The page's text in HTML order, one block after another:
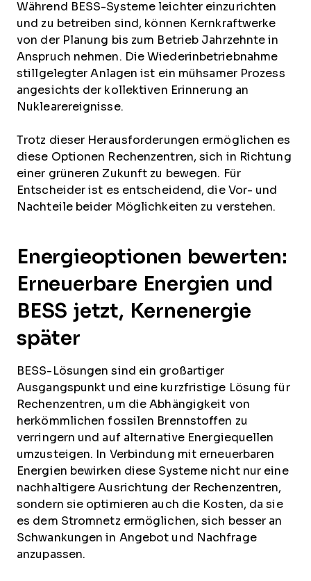
Während BESS-Systeme leichter einzurichten
und zu betreiben sind, können Kernkraftwerke
von der Planung bis zum Betrieb Jahrzehnte in
Anspruch nehmen. Die Wiederinbetriebnahme
stillgelegter Anlagen ist ein mühsamer Prozess
angesichts der kollektiven Erinnerung an
Nuklearereignisse.
Trotz dieser Herausforderungen ermöglichen es
diese Optionen Rechenzentren, sich in Richtung
einer grüneren Zukunft zu bewegen. Für
Entscheider ist es entscheidend, die Vor- und
Nachteile beider Möglichkeiten zu verstehen.
Energieoptionen bewerten:
Erneuerbare Energien und
BESS jetzt, Kernenergie
später
BESS-Lösungen sind ein großartiger
Ausgangspunkt und eine kurzfristige Lösung für
Rechenzentren, um die Abhängigkeit von
herkömmlichen fossilen Brennstoffen zu
verringern und auf alternative Energiequellen
umzusteigen. In Verbindung mit erneuerbaren
Energien bewirken diese Systeme nicht nur eine
nachhaltigere Ausrichtung der Rechenzentren,
sondern sie optimieren auch die Kosten, da sie
es dem Stromnetz ermöglichen, sich besser an
Schwankungen in Angebot und Nachfrage
anzupassen.